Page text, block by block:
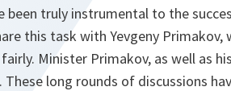
been truly instrumental to the
this task with Yevgeny Primakov,
Minister Primakov, as well as
long rounds of discussions